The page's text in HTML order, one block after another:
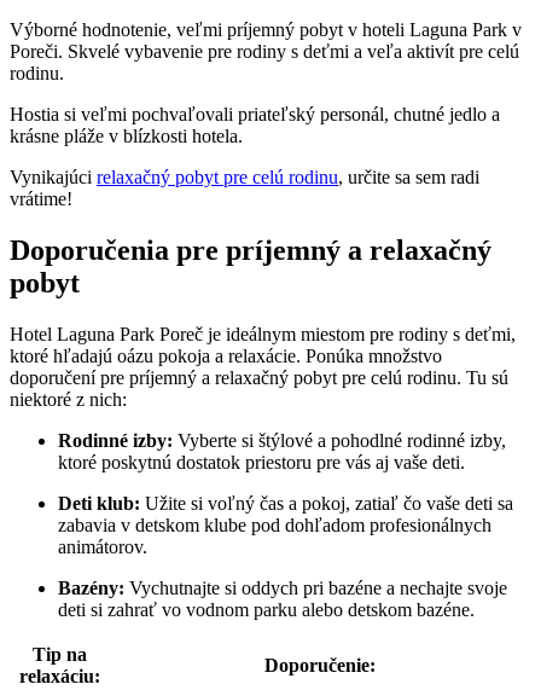
Výborné hodnotenie, veľmi príjemný pobyt v hoteli Laguna Park v
Poreči. Skvelé vybavenie pre rodiny s deťmi a veľa aktivít pre celú
rodinu.
Hostia si veľmi pochvaľovali priateľský personál, chutné jedlo a
krásne pláže v blízkosti hotela.
Vynikajúci relaxačný pobyt pre celú rodinu, určite sa sem radi
vrátime!
Doporučenia pre príjemný a relaxačný
pobyt
Hotel Laguna Park Poreč je ideálnym miestom pre rodiny s deťmi,
ktoré hľadajú oázu pokoja a relaxácie. Ponúka množstvo
doporučení pre príjemný a relaxačný pobyt pre celú rodinu. Tu sú
niektoré z nich:
Rodinné izby: Vyberte si štýlové a pohodlné rodinné izby,
ktoré poskytnú dostatok priestoru pre vás aj vaše deti.
Deti klub: Užite si voľný čas a pokoj, zatiaľ čo vaše deti sa
zabavia v detskom klube pod dohľadom profesionálnych
animátorov.
Bazény: Vychutnajte si oddych pri bazéne a nechajte svoje
deti si zahrať vo vodnom parku alebo detskom bazéne.
Tip na
relaxáciu:
Doporučenie: